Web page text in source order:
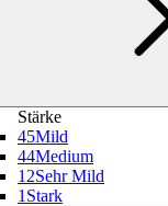
Stärke
45Mild
44Medium
12Sehr Mild
1 Stark